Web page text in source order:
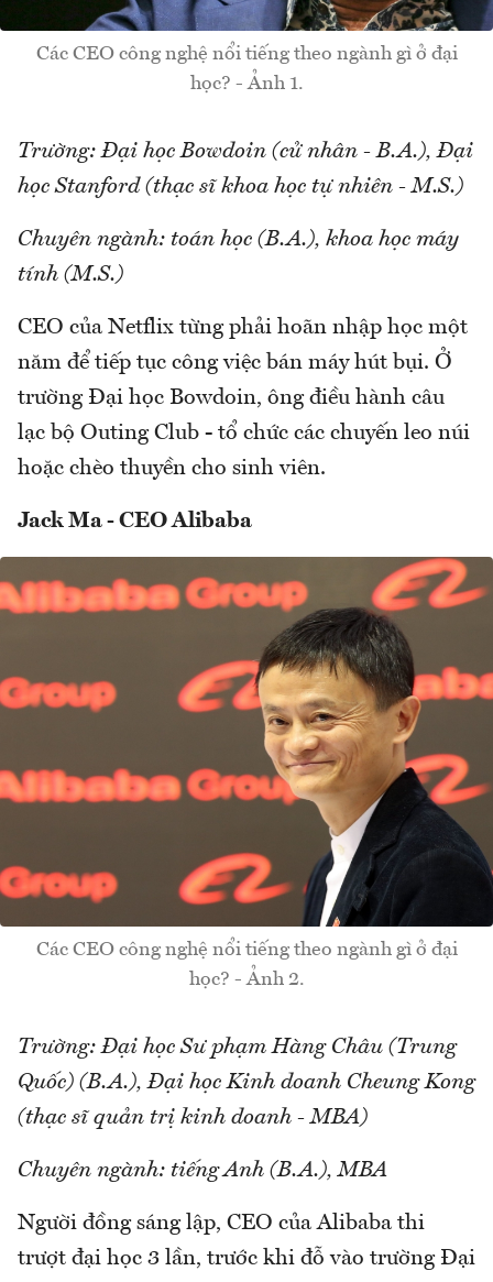
Các CEO công nghệ nổi tiếng theo ngành gì ở đại
học? - Ảnh 1.
Trường: Đại học Bowdoin (cử nhân - B.A.), Đại
học Stanford (thạc sĩ khoa học tự nhiên - M.S.)
Chuyên ngành: toán học (B.A.), khoa học máy
tính (M.S.)
CEO của Netflix từng phải hoãn nhập học một
năm để tiếp tục công việc bán máy hút bụi. Ở
trường Đại học Bowdoin, ông điều hành câu
lạc bộ Outing Club - tổ chức các chuyến leo núi
hoặc chèo thuyền cho sinh viên.
Jack Ma - CEO Alibaba
Các CEO công nghệ nổi tiếng theo ngành gì ở đại
học? - Ảnh 2.
Trường: Đại học Sư phạm Hàng Châu (Trung
Quốc) (B.A.), Đại học Kinh doanh Cheung Kong
(thạc sĩ quản trị kinh doanh - MBA)
Chuyên ngành: tiếng Anh (B.A.), MBA
Người đồng sáng lập, CEO của Alibaba thi
trượt đại học 3 lần, trước khi đỗ vào trường Đại